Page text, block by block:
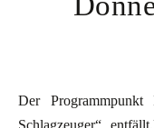
Der Programmpunkt IANNIS XENAKIS „Okho für drei
Schlagzeuger“